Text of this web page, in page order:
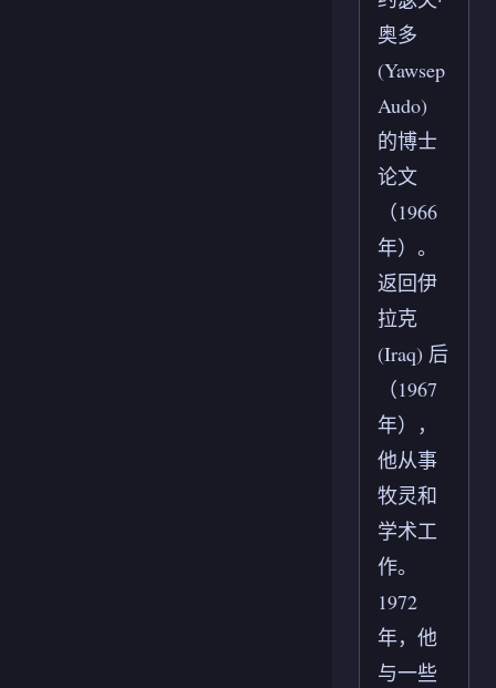
奥多
(Yawsep
Audo)
的博士
论文
（1966
年）。
返回伊
拉克
(Iraq) 后
（1967
年），
他从事
牧灵和
学术工
作。
1972
年，他
与一些